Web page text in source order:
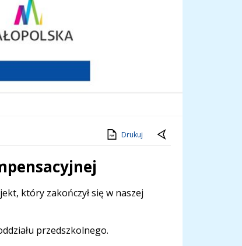
Drukuj
który zakończył się w naszej
przedszkolnego.